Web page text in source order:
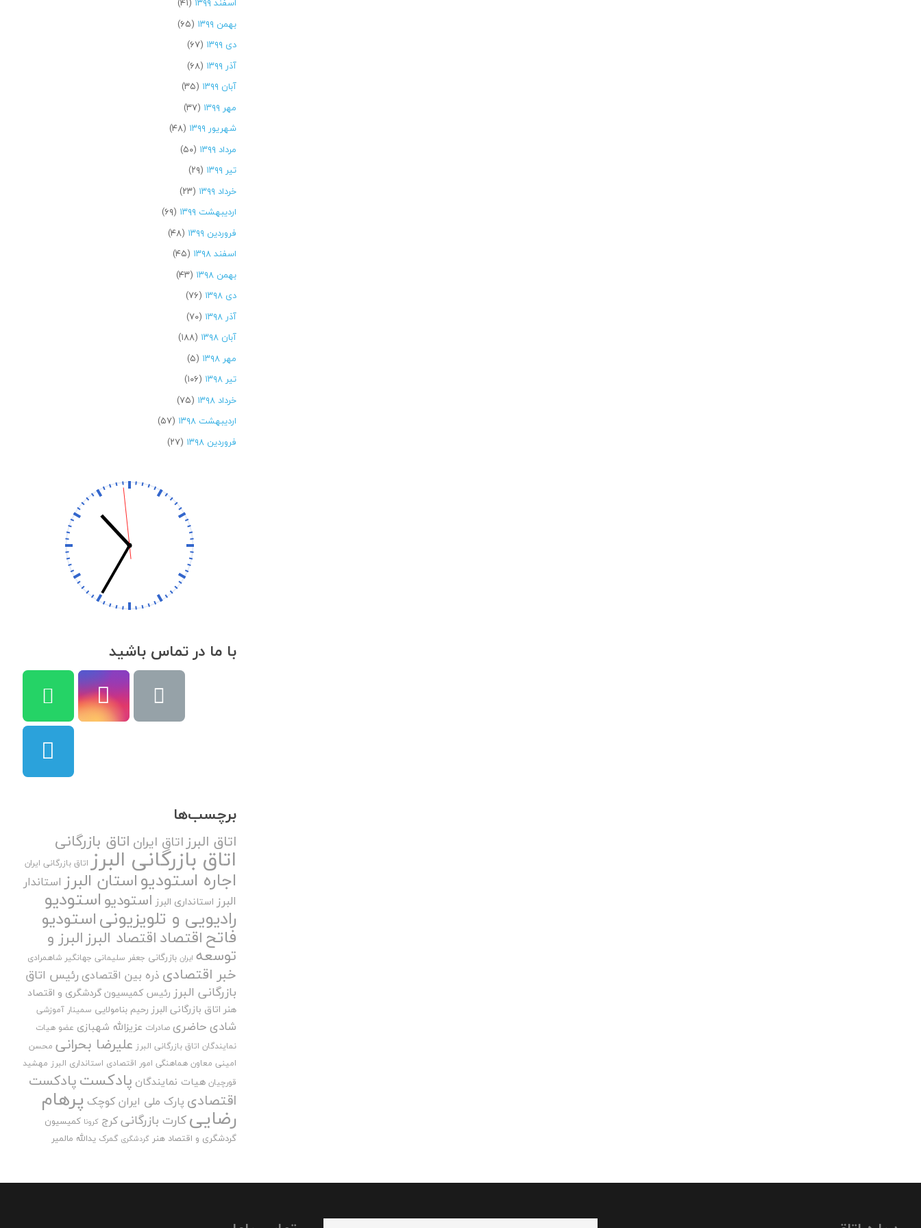
بهمن ۱۳۹۹
(۶۵)
دی ۱۳۹۹
(۶۷)
آذر ۱۳۹۹
(۶۸)
آبان ۱۳۹۹
(۳۵)
مهر ۱۳۹۹
(۳۷)
شهریور ۱۳۹۹
(۴۸)
مرداد ۱۳۹۹
(۵۰)
تیر ۱۳۹۹
(۲۹)
خرداد ۱۳۹۹
(۲۳)
اردیبهشت ۱۳۹۹
(۶۹)
فروردین ۱۳۹۹
(۴۸)
اسفند ۱۳۹۸
(۴۵)
بهمن ۱۳۹۸
(۴۳)
دی ۱۳۹۸
(۷۶)
آذر ۱۳۹۸
(۷۰)
آبان ۱۳۹۸
(۱۸۸)
مهر ۱۳۹۸
(۵)
تیر ۱۳۹۸
(۱۰۶)
خرداد ۱۳۹۸
(۷۵)
اردیبهشت ۱۳۹۸
(۵۷)
فروردین ۱۳۹۸
(۲۷)
با ما در تماس باشید
برچسب‌ها
اتاق البرزاتاق ایران اتاق بازرگانی
اتاق بازرگانی البرز اتاق بازرگانی ایران
اجاره استودیواستان البرز استاندار
البرز استانداری البرز استودیواستودیو
رادیویی و تلویزیونیاستودیو
فاتحاقتصاداقتصاد البرزالبرز و
توسعه ایران بازرگانی جعفر سلیمانی جهانگیر شاهمرادی
خبر اقتصادی ذره بین اقتصادی رئیس اتاق
بازرگانی البرز رئیس کمیسیون گردشگری و اقتصاد
هنر اتاق بازرگانی البرز رحیم بنامولایی سمینار آموزشی
شادی حاضری صادرات عزیزالله شهبازی عضو هیات
نمایندگان اتاق بازرگانی البرز علیرضا بحرانی محسن
امینی معاون هماهنگی امور اقتصادی استانداری البرز مهشید
قورچیان هیات نمایندگان پادکستپادکست
اقتصادی پارک ملی ایران کوچک پرهام
رضاییکارت بازرگانیکرج کرونا کمیسیون
گردشگری و اقتصاد هنر گردشگری گمرک یدالله مالمیر